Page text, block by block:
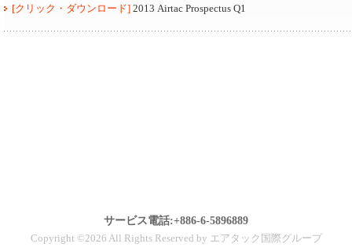
[クリック・ダウンロード] 2013 Airtac Prospectus Q1
サービス電話:+886-6-5896889
Copyright ©2026 All Rights Reserved by エアタック国際グループ